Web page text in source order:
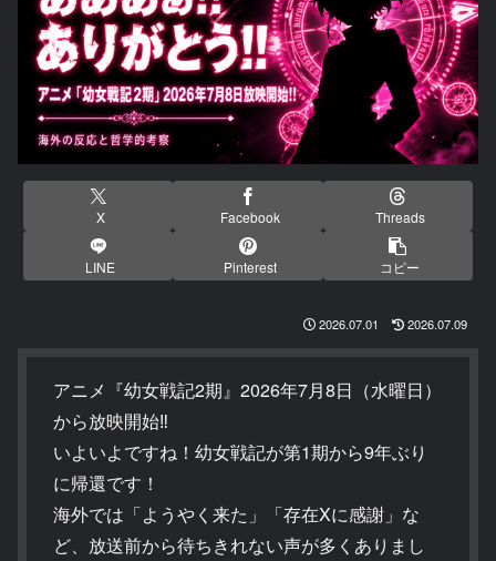
X Facebook Threads
LINE Pinterest コピー
2026.07.01 2026.07.09
アニメ『幼女戦記2期』2026年7月8日（水曜日）
から放映開始‼
いよいよですね！幼女戦記が第1期から9年ぶり
に帰還です！
海外では「ようやく来た」「存在Xに感謝」な
ど、放送前から待ちきれない声が多くありまし